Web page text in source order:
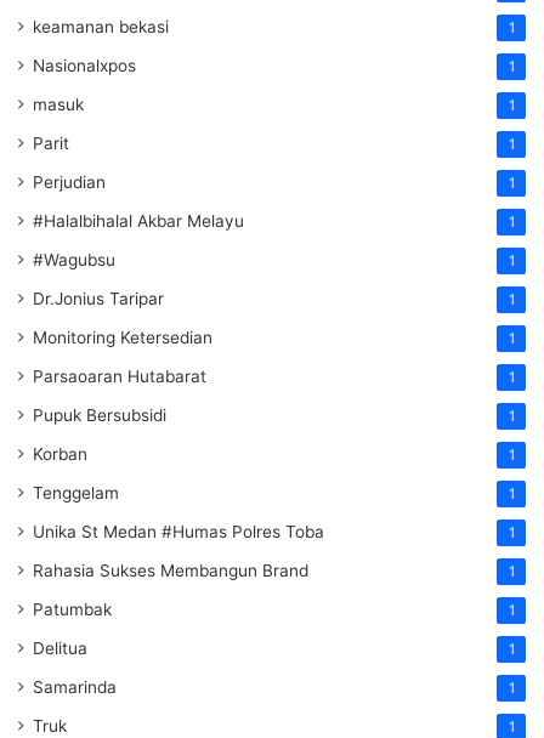
keamanan bekasi 1
Nasionalxpos 1
masuk 1
Parit 1
Perjudian 1
#Halalbihalal Akbar Melayu 1
#Wagubsu 1
Dr.Jonius Taripar 1
Monitoring Ketersedian 1
Parsaoaran Hutabarat 1
Pupuk Bersubsidi 1
Korban 1
Tenggelam 1
Unika St Medan #Humas Polres Toba 1
Rahasia Sukses Membangun Brand 1
Patumbak 1
Delitua 1
Samarinda 1
Truk 1